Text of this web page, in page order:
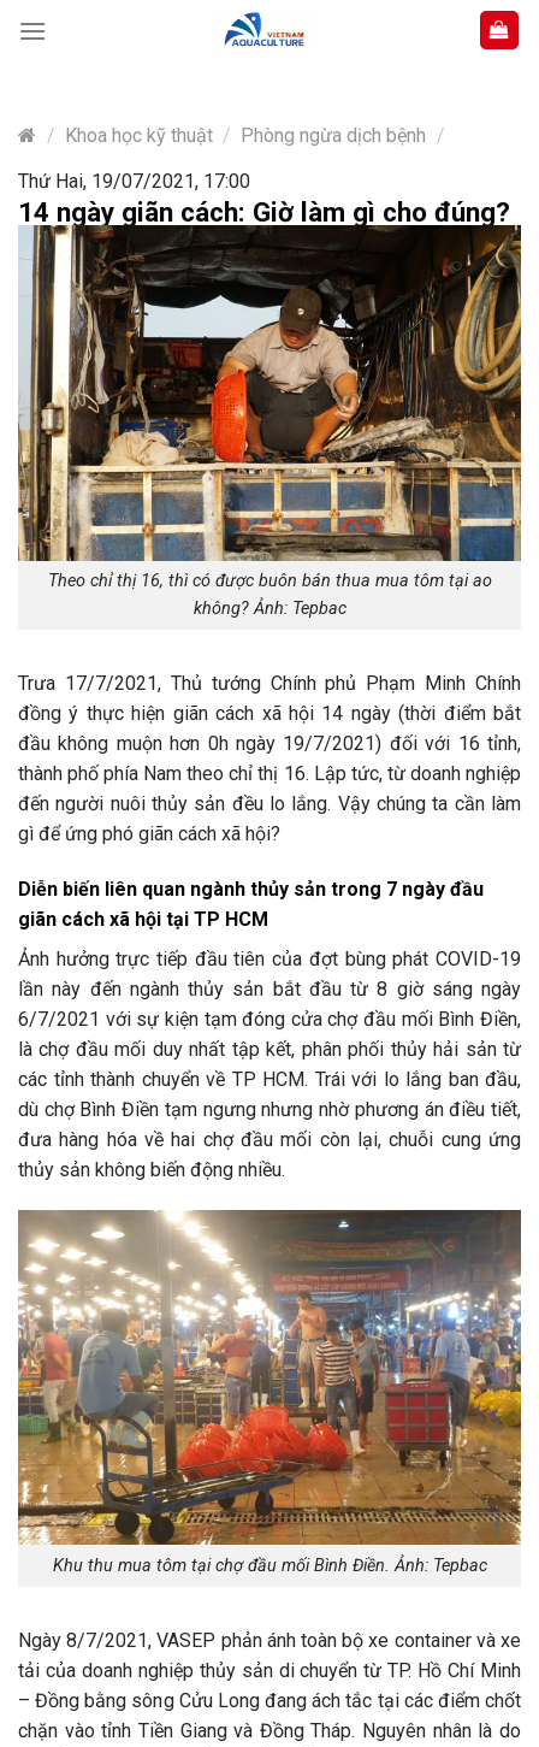
content
/ Khoa học kỹ thuật / Phòng ngừa dịch bệnh /
Thứ Hai, 19/07/2021, 17:00
14 ngày giãn cách: Giờ làm gì cho đúng?
Theo chỉ thị 16, thì có được buôn bán thua mua tôm tại ao
không? Ảnh: Tepbac
Trưa 17/7/2021, Thủ tướng Chính phủ Phạm Minh Chính
đồng ý thực hiện giãn cách xã hội 14 ngày (thời điểm bắt
đầu không muộn hơn 0h ngày 19/7/2021) đối với 16 tỉnh,
thành phố phía Nam theo chỉ thị 16. Lập tức, từ doanh nghiệp
đến người nuôi thủy sản đều lo lắng. Vậy chúng ta cần làm
gì để ứng phó giãn cách xã hội?
Diễn biến liên quan ngành thủy sản trong 7 ngày đầu
giãn cách xã hội tại TP HCM
Ảnh hưởng trực tiếp đầu tiên của đợt bùng phát COVID-19
lần này đến ngành thủy sản bắt đầu từ 8 giờ sáng ngày
6/7/2021 với sự kiện tạm đóng cửa chợ đầu mối Bình Điền,
là chợ đầu mối duy nhất tập kết, phân phối thủy hải sản từ
các tỉnh thành chuyển về TP HCM. Trái với lo lắng ban đầu,
dù chợ Bình Điền tạm ngưng nhưng nhờ phương án điều tiết,
đưa hàng hóa về hai chợ đầu mối còn lại, chuỗi cung ứng
thủy sản không biến động nhiều.
Khu thu mua tôm tại chợ đầu mối Bình Điền. Ảnh: Tepbac
Ngày 8/7/2021, VASEP phản ánh toàn bộ xe container và xe
tải của doanh nghiệp thủy sản di chuyển từ TP. Hồ Chí Minh
– Đồng bằng sông Cửu Long đang ách tắc tại các điểm chốt
chặn vào tỉnh Tiền Giang và Đồng Tháp. Nguyên nhân là do